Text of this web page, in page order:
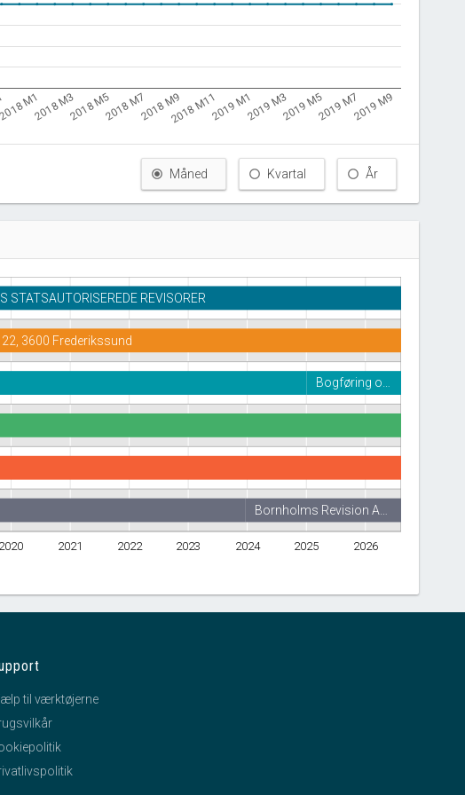
M12018 M32018 M52018 M72018 M92018 M112019 M12019 M32019 M52019 M72019 M9
Måned Kvartal År
2020 2021 2022 2023 2024 2025 2026
STATSAUTORISEREDE REVISORER
22, 3600 Frederikssund
Bogføring o…
Bornholms Revision A…
til værktøjerne